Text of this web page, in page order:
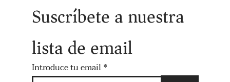
Suscríbete a nuestra
lista de email
Introduce tu email